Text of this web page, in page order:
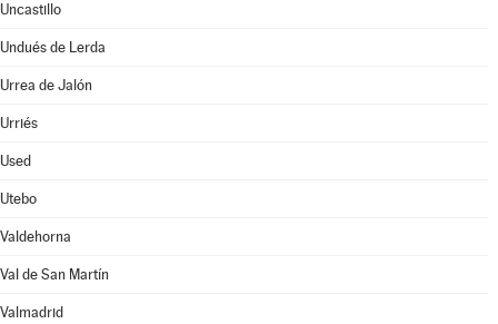
Uncastillo
Undués de Lerda
Urrea de Jalón
Urriés
Used
Utebo
Valdehorna
Val de San Martín
Valmadrid